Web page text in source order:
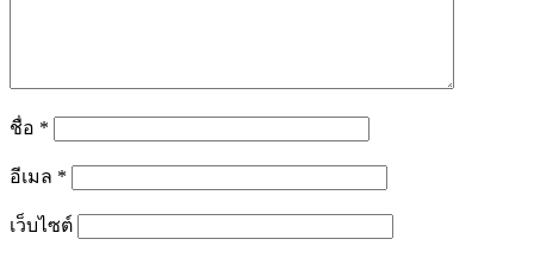
ชื่อ *
อีเมล *
เว็บไซต์